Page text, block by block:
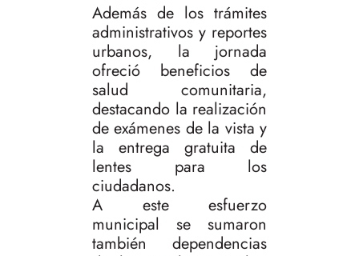
Además de los trámites
administrativos y reportes
urbanos, la jornada
ofreció beneficios de
salud comunitaria,
destacando la realización
de exámenes de la vista y
la entrega gratuita de
lentes para los
ciudadanos.
A este esfuerzo
municipal se sumaron
también dependencias